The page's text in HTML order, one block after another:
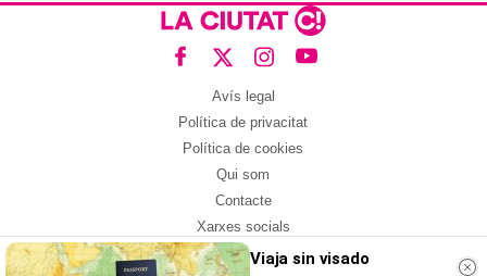
Avís legal
Política de privacitat
Política de cookies
Qui som
Contacte
Xarxes socials
Amb col·laboració de:Viaja sin visado